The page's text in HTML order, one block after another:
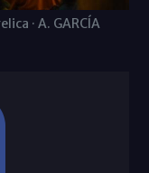
· A. GARCÍA